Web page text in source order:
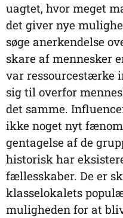
uagtet, hvor meget
det giver nye
søge anerkendelse
skare af mennesker
var ressourcestærke
sig til overfor
det samme.
ikke noget nyt
gentagelse af de
historisk har
fællesskaber. De er
klasselokalets
muligheden for at